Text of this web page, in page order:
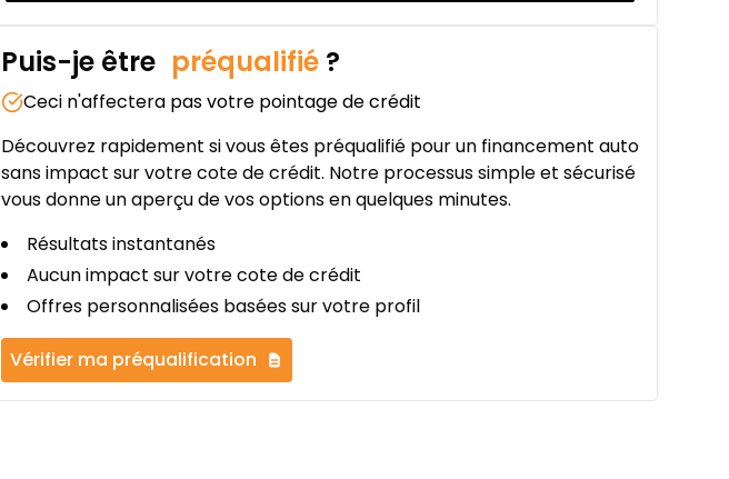
Puis-je être préqualifié ?
Ceci n'affectera pas votre pointage de crédit
Découvrez rapidement si vous êtes préqualifié pour un financement auto
sans impact sur votre cote de crédit. Notre processus simple et sécurisé
vous donne un aperçu de vos options en quelques minutes.
Résultats instantanés
Aucun impact sur votre cote de crédit
Offres personnalisées basées sur votre profil
Vérifier ma préqualification